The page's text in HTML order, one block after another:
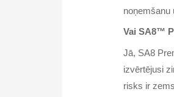
noņemšanu
Vai SA8™
Jā, SA8
izvērtējusi
risks ir